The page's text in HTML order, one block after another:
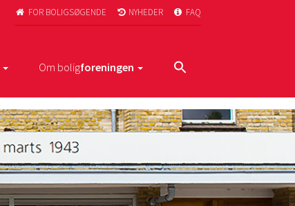
 FOR BOLIGSØGENDE  NYHEDER  FAQ
Om boligforeningen